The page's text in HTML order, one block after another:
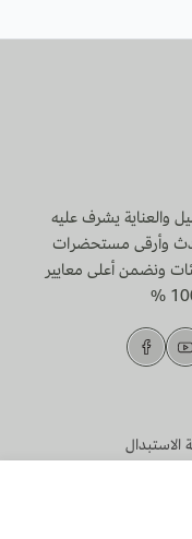
يشرف عليه
وأرقى مستحضرات
ونضمن أعلى معايير